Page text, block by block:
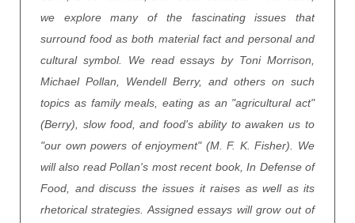
we explore many of the fascinating issues that
surround food as both material fact and personal and
cultural symbol. We read essays by Toni Morrison,
Michael Pollan, Wendell Berry, and others on such
topics as family meals, eating as an "agricultural act"
(Berry), slow food, and food's ability to awaken us to
"our own powers of enjoyment" (M. F. K. Fisher). We
will also read Pollan's most recent book, In Defense of
Food, and discuss the issues it raises as well as its
rhetorical strategies. Assigned essays will grow out of